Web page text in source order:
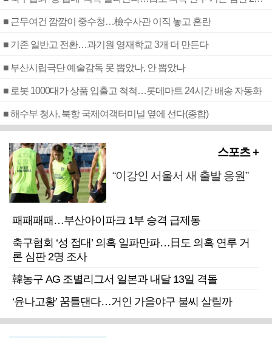
■ 근무여건 깜깜이 중수청…檢수사관 이직 놓고 혼란
■ 기존 일반고 전환…과기원 영재학교 3개 더 만든다
■ 부산시립극단 예술감독 못 뽑았나, 안 뽑았나
■ 로봇 1000대가 상품 입출고 척척…롯데마트 24시간 배송 자동화
■ 해수부 청사, 북항 국제여객터미널 옆에 선다(종합)
스포츠 +
“이강인 서울서 새 출발 응원”
패패패패…부산아이파크 1부 승격 급제동
축구협회 ‘성 접대’ 의혹 일파만파…日도 의혹 연루 거
론 심판 2명 조사
韓농구 AG 조별리그서 일본과 내달 13일 격돌
‘윤나고황’ 꿈틀댄다…거인 가을야구 불씨 살릴까